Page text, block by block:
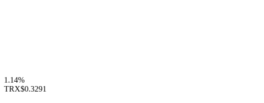
1.14%
TRX$0.3291